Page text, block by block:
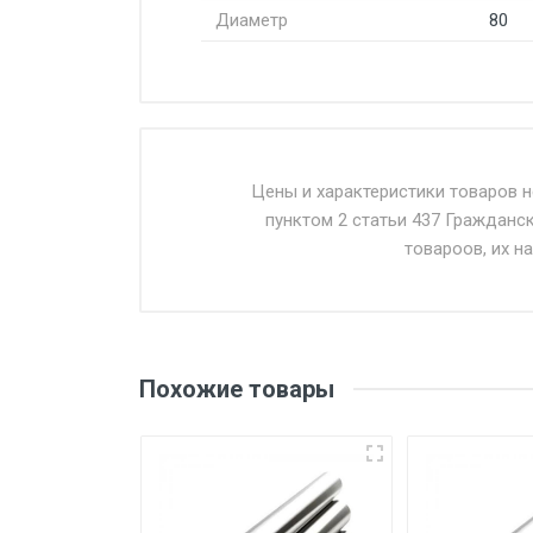
Диаметр
80
Доставка осуществляется
Въезд на ТТК и Садовое
уплаты понесенных расходов.
Самовывоз со склада г.
погрузка оплачивается
Цены и характеристики товаров
пунктом 2 статьи 437
товароов, их
Похожие товары